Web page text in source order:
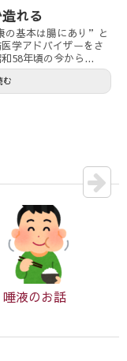
れる
の基本は腸にあり”と
学アドバイザーをさ
58年頃の今から...
む
唾液のお話